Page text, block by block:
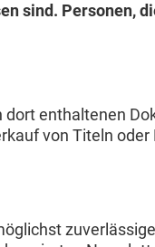
sind. Personen,
enthaltenen
von Titeln